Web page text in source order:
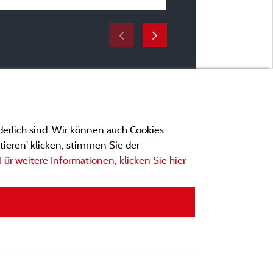
sind. Wir können auch Cookies
klicken, stimmen Sie der
Für weitere Informationen, klicken Sie hier